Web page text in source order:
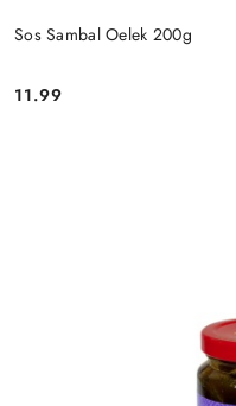
Sos Sambal Oelek 200g
Cena:
11.99